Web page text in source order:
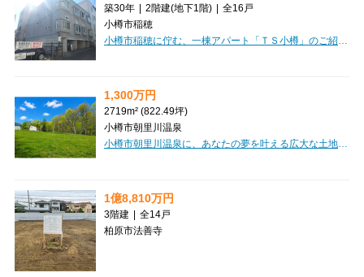
築30年 | 2階建(地下1階) | 全16戸
小樽市稲穂
1,300万円
2719m² (822.49坪)
小樽市朝里川温泉
1億8,810万円
3階建 | 全14戸
柏原市法善寺